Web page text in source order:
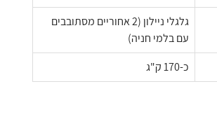
גלגלי ניילון (2 אחוריים מסתובבים
עם בלמי חניה)
כ-170 ק"ג